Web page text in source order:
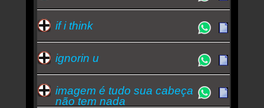
if i think
ignorin u
imagem é tudo sua cabeça
não tem nada